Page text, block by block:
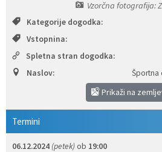
Vzorčna fotografija:
Kategorije dogodka:
Vstopnina:
Spletna stran dogodka:
Naslov:
Športna
Prikaži na
Termini
06.12.2024 (petek) ob 19:00
Katalog informacij javnega značaja
Vizitka občine
Predsedniki političnih strank
Služba za okolje in prostor
Služba za stanovanjsko dejavnost
Služba za civilno zaščito
Služba za družbene dejavnosti
Občinski predpisi
Strategije in koncepti
Proračuni občine